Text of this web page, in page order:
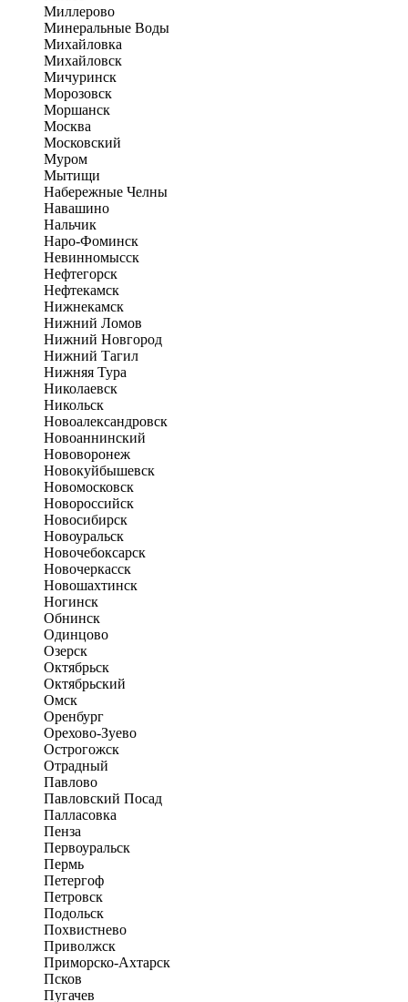
Миллерово
Минеральные Воды
Михайловка
Михайловск
Мичуринск
Морозовск
Моршанск
Москва
Московский
Муром
Мытищи
Набережные Челны
Навашино
Нальчик
Наро-Фоминск
Невинномысск
Нефтегорск
Нефтекамск
Нижнекамск
Нижний Ломов
Нижний Новгород
Нижний Тагил
Нижняя Тура
Николаевск
Никольск
Новоалександровск
Новоаннинский
Нововоронеж
Новокуйбышевск
Новомосковск
Новороссийск
Новосибирск
Новоуральск
Новочебоксарск
Новочеркасск
Новошахтинск
Ногинск
Обнинск
Одинцово
Озерск
Октябрьск
Октябрьский
Омск
Оренбург
Орехово-Зуево
Острогожск
Отрадный
Павлово
Павловский Посад
Палласовка
Пенза
Первоуральск
Пермь
Петергоф
Петровск
Подольск
Похвистнево
Приволжск
Приморско-Ахтарск
Псков
Пугачев